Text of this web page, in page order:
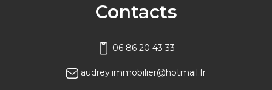
Contacts
06 86 20 43 33
audrey.immobilier@hotmail.fr